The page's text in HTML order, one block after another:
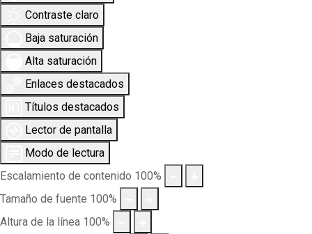
Contraste claro
Baja saturación
Alta saturación
Enlaces destacados
Títulos destacados
Lector de pantalla
Modo de lectura
Escalamiento de contenido 100%
Tamaño de fuente 100%
Altura de la línea 100%